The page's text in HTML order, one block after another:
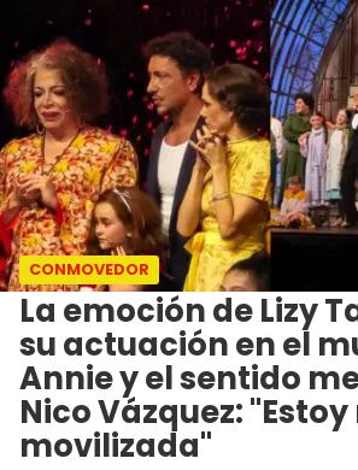
CONMOVEDOR
La emoción de Lizy
su actuación en el
Annie y el sentido
Nico Vázquez:
movilizada"